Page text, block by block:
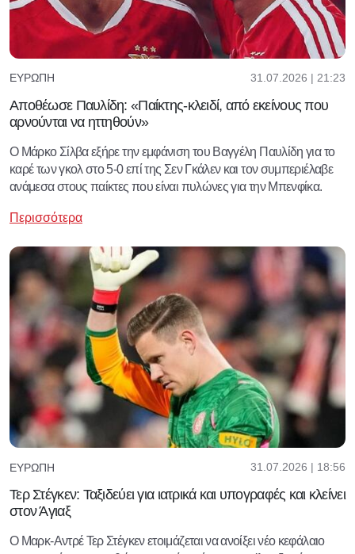
ΕΥΡΏΠΗ 31.07.2026 | 21:23
Αποθέωσε Παυλίδη: «Παίκτης-κλειδί, από εκείνους που
αρνούνται να ηττηθούν»
Ο Μάρκο Σίλβα εξήρε την εμφάνιση του Βαγγέλη Παυλίδη για το
καρέ των γκολ στο 5-0 επί της Σεν Γκάλεν και τον συμπεριέλαβε
ανάμεσα στους παίκτες που είναι πυλώνες για την Μπενφίκα.
Περισσότερα
ΕΥΡΏΠΗ 31.07.2026 | 18:56
Τερ Στέγκεν: Ταξιδεύει για ιατρικά και υπογραφές και κλείνει
στον Άγιαξ
Ο Μαρκ-Αντρέ Τερ Στέγκεν ετοιμάζεται να ανοίξει νέο κεφάλαιο